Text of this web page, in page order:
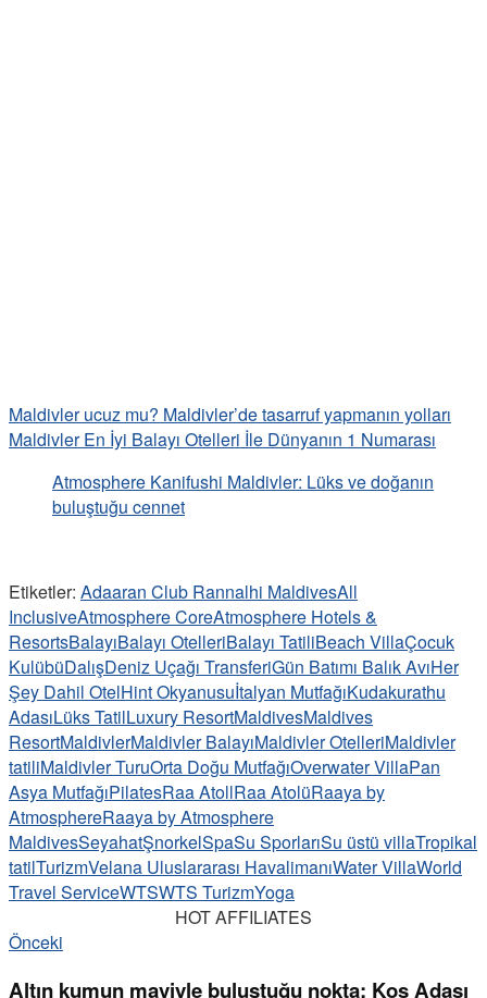
Maldivler ucuz mu? Maldivler’de tasarruf yapmanın yolları
Maldivler En İyi Balayı Otelleri İle Dünyanın 1 Numarası
Atmosphere Kanifushi Maldivler: Lüks ve doğanın
buluştuğu cennet
Etiketler: Adaaran Club Rannalhi MaldivesAll
InclusiveAtmosphere CoreAtmosphere Hotels &
ResortsBalayıBalayı OtelleriBalayı TatiliBeach VillaÇocuk
KulübüDalışDeniz Uçağı TransferiGün Batımı Balık AvıHer
Şey Dahil OtelHint Okyanusuİtalyan MutfağıKudakurathu
AdasıLüks TatilLuxury ResortMaldivesMaldives
ResortMaldivlerMaldivler BalayıMaldivler OtelleriMaldivler
tatiliMaldivler TuruOrta Doğu MutfağıOverwater VillaPan
Asya MutfağıPilatesRaa AtollRaa AtolüRaaya by
AtmosphereRaaya by Atmosphere
MaldivesSeyahatŞnorkelSpaSu SporlarıSu üstü villaTropikal
tatilTurizmVelana Uluslararası HavalimanıWater VillaWorld
Travel ServiceWTSWTS TurizmYoga
HOT AFFILIATES
Önceki
Altın kumun maviyle buluştuğu nokta: Kos Adası